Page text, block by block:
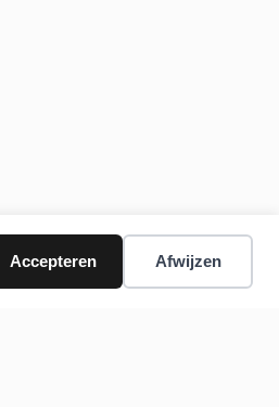
Accepteren Afwijzen